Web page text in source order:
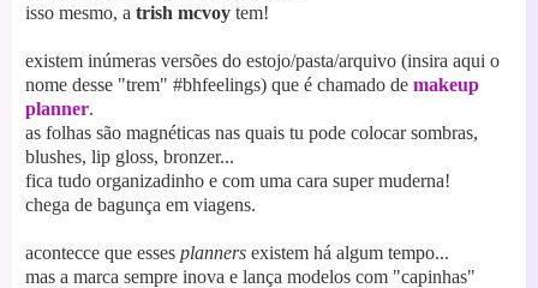
isso mesmo, a trish mcvoy tem!
existem inúmeras versões do estojo/pasta/arquivo (insira aqui o
nome desse "trem" #bhfeelings) que é chamado de makeup
planner.
as folhas são magnéticas nas quais tu pode colocar sombras,
blushes, lip gloss, bronzer...
fica tudo organizadinho e com uma cara super muderna!
chega de bagunça em viagens.
acontecce que esses planners existem há algum tempo...
mas a marca sempre inova e lança modelos com "capinhas"